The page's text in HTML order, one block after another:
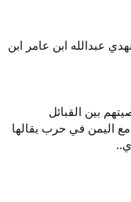
عبدالله ابن عامر ابن
بين القبائل
اليمن في حرب يقالها